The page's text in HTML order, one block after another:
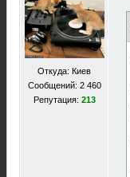
Откуда: Киев
Сообщений: 2 460
Репутация: 213